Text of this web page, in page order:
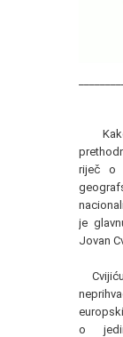
Kako
riječ o
je
Jovan
o